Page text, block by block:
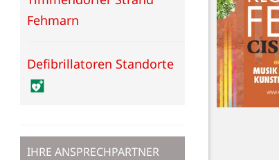
Fehmarn
Defibrillatoren Standorte
IHRE ANSPRECHPARTNER